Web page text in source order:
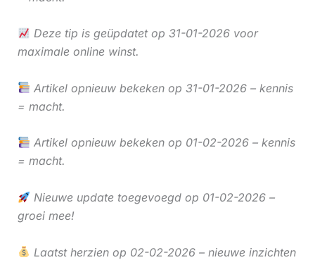
Deze tip is geüpdatet op 31-01-2026 voor
maximale online winst.
Artikel opnieuw bekeken op 31-01-2026 – kennis
= macht.
Artikel opnieuw bekeken op 01-02-2026 – kennis
= macht.
Nieuwe update toegevoegd op 01-02-2026 –
groei mee!
Laatst herzien op 02-02-2026 – nieuwe inzichten